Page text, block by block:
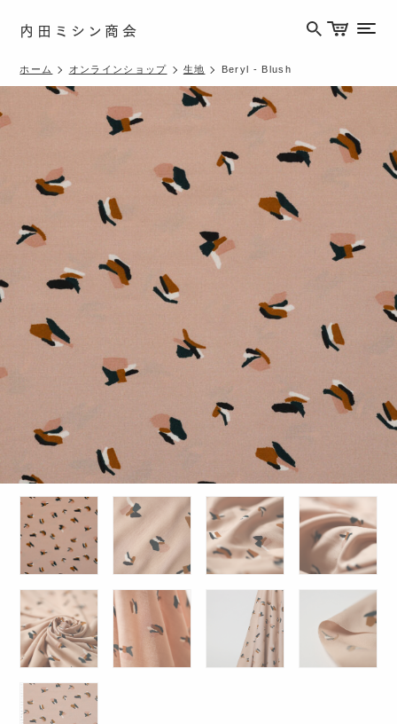
内田ミシン商会 メニ
ホーム オンラインショップ 生地 Beryl - Blush